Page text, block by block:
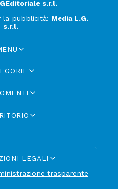
s.r.l.
la pubblicità: Media L.G.
s.r.l.
LEGALI
trasparente